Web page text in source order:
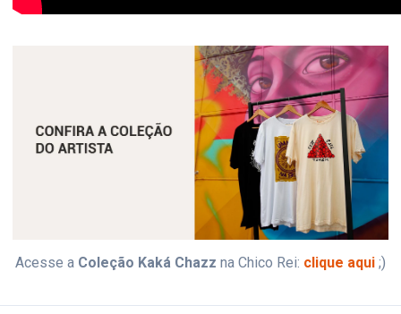
Acesse a Coleção Kaká Chazz na Chico Rei: clique aqui ;)